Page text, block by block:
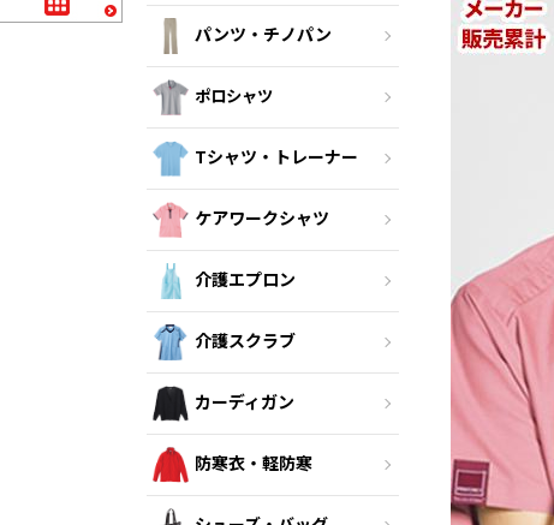
パンツ・チノパン
ポロシャツ
Tシャツ・トレーナー
ケアワークシャツ
介護エプロン
介護スクラブ
カーディガン
防寒衣・軽防寒